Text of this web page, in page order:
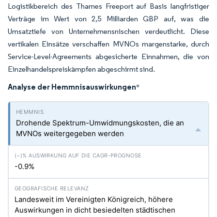
Logistikbereich des Thames Freeport auf Basis langfristiger
Verträge im Wert von 2,5 Milliarden GBP auf, was die
Umsatztiefe von Unternehmensnischen verdeutlicht. Diese
vertikalen Einsätze verschaffen MVNOs margenstarke, durch
Service-Level-Agreements abgesicherte Einnahmen, die von
Einzelhandelspreiskämpfen abgeschirmt sind.
Analyse der Hemmnisauswirkungen*
Drohende Spektrum-Umwidmungskosten, die an
MVNOs weitergegeben werden
-0.9%
Landesweit im Vereinigten Königreich, höhere
Auswirkungen in dicht besiedelten städtischen